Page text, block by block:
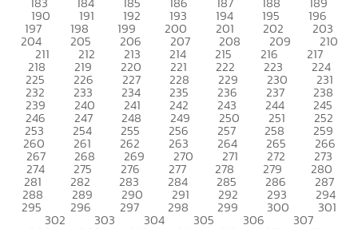
190 191 192 193 194 195 196
197 198 199 200 201 202 203
204 205 206 207 208 209 210
211 212 213 214 215 216 217
218 219 220 221 222 223 224
225 226 227 228 229 230 231
232 233 234 235 236 237 238
239 240 241 242 243 244 245
246 247 248 249 250 251 252
253 254 255 256 257 258 259
260 261 262 263 264 265 266
267 268 269 270 271 272 273
274 275 276 277 278 279 280
281 282 283 284 285 286 287
288 289 290 291 292 293 294
295 296 297 298 299 300 301
302 303 304 305 306 307